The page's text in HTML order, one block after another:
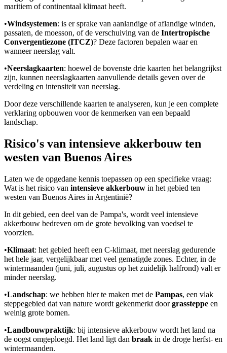
maritiem of continentaal klimaat heeft.
•Windsystemen: is er sprake van aanlandige of aflandige winden,
passaten, de moesson, of de verschuiving van de Intertropische
Convergentiezone (ITCZ)? Deze factoren bepalen waar en
wanneer neerslag valt.
•Neerslagkaarten: hoewel de bovenste drie kaarten het belangrijkst
zijn, kunnen neerslagkaarten aanvullende details geven over de
verdeling en intensiteit van neerslag.
Door deze verschillende kaarten te analyseren, kun je een complete
verklaring opbouwen voor de kenmerken van een bepaald
landschap.
Risico's van intensieve akkerbouw ten
westen van Buenos Aires
Laten we de opgedane kennis toepassen op een specifieke vraag:
Wat is het risico van intensieve akkerbouw in het gebied ten
westen van Buenos Aires in Argentinië?
In dit gebied, een deel van de Pampa's, wordt veel intensieve
akkerbouw bedreven om de grote bevolking van voedsel te
voorzien.
•Klimaat: het gebied heeft een C-klimaat, met neerslag gedurende
het hele jaar, vergelijkbaar met veel gematigde zones. Echter, in de
wintermaanden (juni, juli, augustus op het zuidelijk halfrond) valt er
minder neerslag.
•Landschap: we hebben hier te maken met de Pampas, een vlak
steppegebied dat van nature wordt gekenmerkt doorgrassteppe en
weinig grote bomen.
•Landbouwpraktijk: bij intensieve akkerbouw wordt het land na
de oogst omgeploegd. Het land ligt dan braak in de droge herfst- en
wintermaanden.